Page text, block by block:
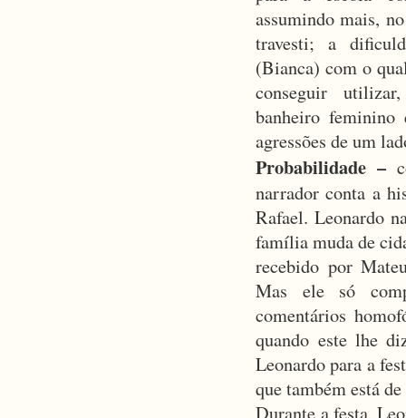
assumindo mais,
travesti; a
(Bianca) com o
conseguir
banheiro feminino
agressões de um
Probabilidade –
narrador conta a
Rafael. Leonardo
família muda de
recebido por
Mas ele só
comentários
quando este lhe
Leonardo para a
que também está